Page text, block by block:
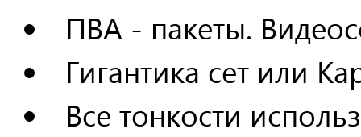
ПВА - пакеты.
Гигантика сет или
Все тонкости